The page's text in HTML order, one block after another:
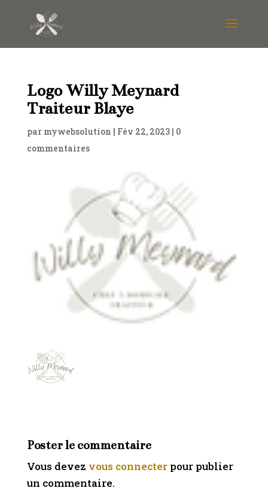
Logo Willy Meynard
Traiteur Blaye
par mywebsolution | Fév 22, 2023| 0
commentaires
Poster le commentaire
Vous devez vous connecterpour publier
un commentaire.